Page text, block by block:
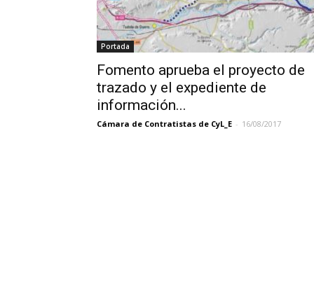
Portada
Fomento aprueba el proyecto de
trazado y el expediente de
información...
Cámara de Contratistas de CyL_E - 16/08/2017